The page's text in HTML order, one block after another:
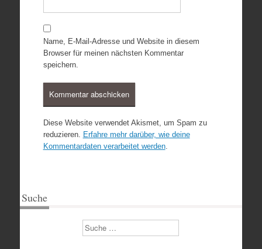
Name, E-Mail-Adresse und Website in diesem
Browser für meinen nächsten Kommentar
speichern.
Diese Website verwendet Akismet, um Spam zu
reduzieren. Erfahre mehr darüber, wie deine
Kommentardaten verarbeitet werden.
Suche
Suchen